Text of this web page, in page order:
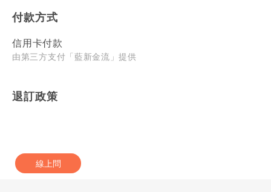
付款方式
信用卡付款
由第三方支付「藍新金流」提供
退訂政策
線上問